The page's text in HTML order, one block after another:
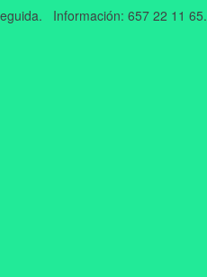
Información: 657 22 11 65.